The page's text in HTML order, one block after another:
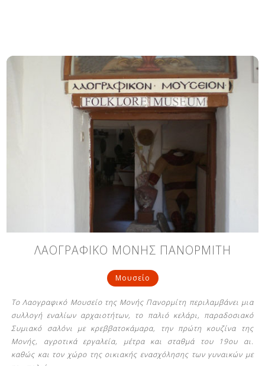
ΛΑΟΓΡΑΦΙΚΟ ΜΟΝΗΣ ΠΑΝΟΡΜΙΤΗ
Μουσείο
Το Λαογραφικό Μουσείο της Μονής Πανορμίτη περιλαμβάνει μια
συλλογή εναλίων αρχαιοτήτων, το παλιό κελάρι, παραδοσιακό
Συμιακό σαλόνι με κρεββατοκάμαρα, την πρώτη κουζίνα της
Μονής, αγροτικά εργαλεία, μέτρα και σταθμά του 19ου αι.
καθώς και τον χώρο της οικιακής ενασχόλησης των γυναικών με